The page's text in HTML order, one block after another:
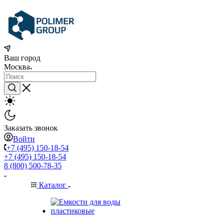
Ваш город
Москва
Заказать звонок
Войти
+7 (495) 150-18-54
+7 (495) 150-18-54
8 (800) 500-78-35
Каталог